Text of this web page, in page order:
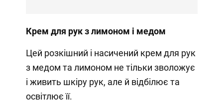
Крем для рук з лимоном і медом
Цей розкішний і насичений крем для рук
з медом та лимоном не тільки зволожує
і живить шкіру рук, але й відбілює та
освітлює її.